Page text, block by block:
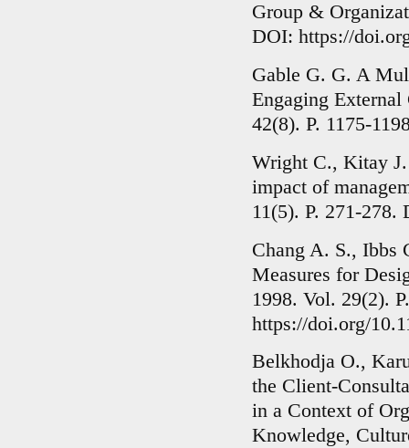
Group &
DOI: https://
Gable G. G. A
Engaging External
42(8). P. 1175-
Wright C., Kitay
impact of
11(5). P. 271-
Chang A. S., Ibbs
Measures for
1998. Vol. 29(2).
https://doi.org/
Belkhodja O.,
the Client-
in a Context of
Knowledge,